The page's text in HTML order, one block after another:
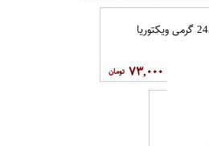
مربا هویج 245 گرمی ویکتوریا
۷۳,۰۰۰